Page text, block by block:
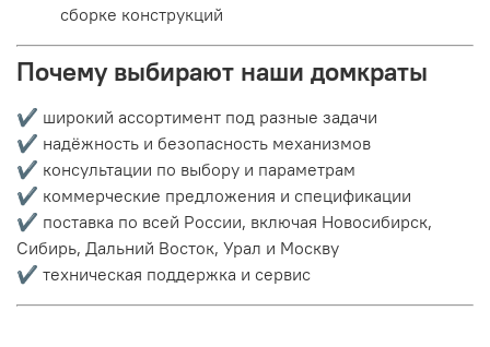
сборке конструкций
Почему выбирают наши домкраты
✔ широкий ассортимент под разные задачи
✔ надёжность и безопасность механизмов
✔ консультации по выбору и параметрам
✔ коммерческие предложения и спецификации
✔ поставка по всей России, включая Новосибирск,
Сибирь, Дальний Восток, Урал и Москву
✔ техническая поддержка и сервис